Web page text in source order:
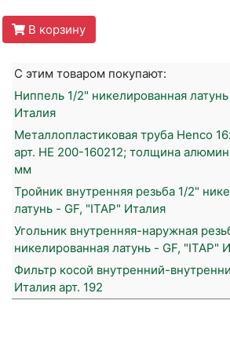
В корзину
С этим товаром покупают:
Ниппель 1/2" никелированная
Италия
Металлопластиковая труба Henco
арт. HE 200-160212; толщина
мм
Тройник внутренняя резьба 1/2"
латунь - GF, "ITAP" Италия
Угольник внутренняя-наружная
никелированная латунь - GF, "ITAP"
Фильтр косой внутренний-
Италия арт. 192